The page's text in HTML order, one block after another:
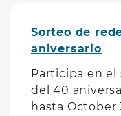
Sorteo de
aniversario
Participa en el
del 40
hasta October